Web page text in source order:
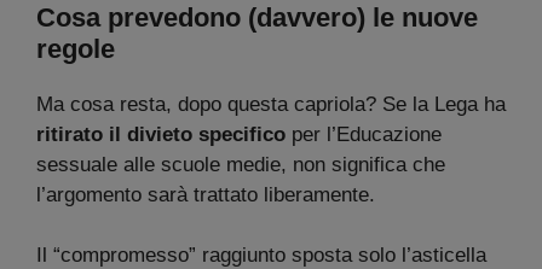
Cosa prevedono (davvero) le nuove
regole
Ma cosa resta, dopo questa capriola? Se la Lega ha
ritirato il divieto specifico per l’Educazione
sessuale alle scuole medie, non significa che
l’argomento sarà trattato liberamente.
Il “compromesso” raggiunto sposta solo l’asticella